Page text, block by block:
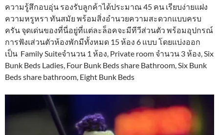
ความรู้สึกอบอุ่น รองรับลูกค้าได้ประมาณ 45 คน เรียบง่ายแฝง
ความหรูหรา ทันสมัย พร้อมสิ่งอำนวยความสะดวกแบบครบ
ครัน จุดเด่นของที่นี่อยู่ที่แต่ละล็อคจะมีทีวีส่วนตัว พร้อมอุปกรณ์
การฟังเส่วนตัวห้องพักมีทั้งหมด 15 ห้อง 6 แบบ โดยแบ่งออก
เป็น Family Suiteจำนวน 1 ห้อง, Private room จำนวน 3 ห้อง, Six
Bunk Beds Ladies, Four Bunk Beds share Bathroom, Six Bunk
Beds share bathroom, Eight Bunk Beds